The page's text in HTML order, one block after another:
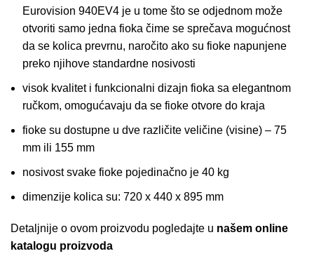
Eurovision 940EV4 je u tome što se odjednom može
otvoriti samo jedna fioka čime se sprečava mogućnost
da se kolica prevrnu, naročito ako su fioke napunjene
preko njihove standardne nosivosti
visok kvalitet i funkcionalni dizajn fioka sa elegantnom
ručkom, omogućavaju da se fioke otvore do kraja
fioke su dostupne u dve različite veličine (visine) – 75
mm ili 155 mm
nosivost svake fioke pojedinačno je 40 kg
dimenzije kolica su: 720 x 440 x 895 mm
Detaljnije o ovom proizvodu pogledajte u našem online
katalogu proizvoda